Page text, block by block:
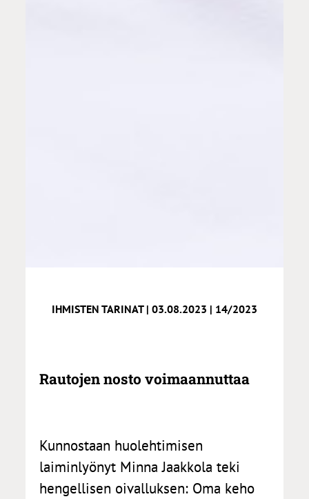
IHMISTEN TARINAT | 03.08.2023 | 14/2023
Rautojen nosto voimaannuttaa
Kunnostaan huolehtimisen
laiminlyönyt Minna Jaakkola teki
hengellisen oivalluksen: Oma keho